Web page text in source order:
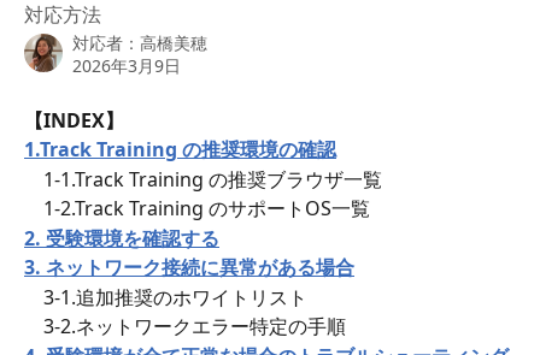
対応方法
対応者： 高橋美穂
2026年3月9日
【INDEX】
1.Track Training の推奨環境の確認
1-1.Track Training の推奨ブラウザ一覧
1-2.Track Training のサポートOS一覧
2. 受験環境を確認する
3. ネットワーク接続に異常がある場合
3-1.追加推奨のホワイトリスト
3-2.ネットワークエラー特定の手順